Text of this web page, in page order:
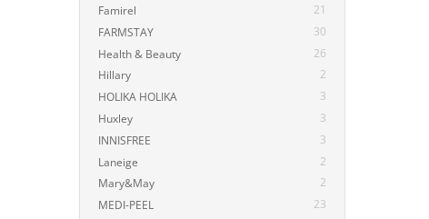
Famirel
21
FARMSTAY
30
Health & Beauty
26
Hillary
2
HOLIKA HOLIKA
3
Huxley
3
INNISFREE
3
Laneige
2
Mary&May
2
MEDI-PEEL
23